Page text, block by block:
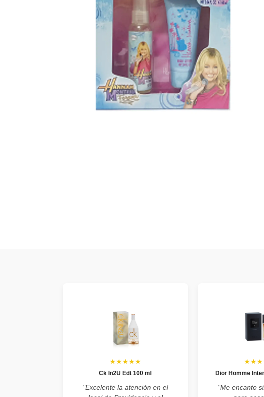
★★★★★
Ck In2U Edt 100 ml
"Excelente la atención en el
Dior Homme
"Me encanto